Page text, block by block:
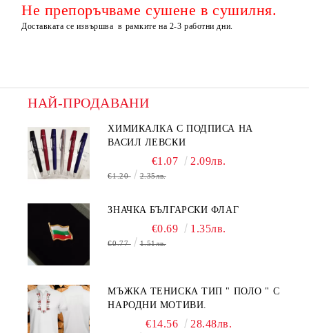
Не препоръчваме сушене в сушилня.
Доставката се извършва в рамките на 2-3 работни дни.
НАЙ-ПРОДАВАНИ
ХИМИКАЛКА С ПОДПИСА НА
ВАСИЛ ЛЕВСКИ
€1.07 2.09лв.
€1.20 2.35лв.
ЗНАЧКА БЪЛГАРСКИ ФЛАГ
€0.69 1.35лв.
€0.77 1.51лв.
МЪЖКА ТЕНИСКА ТИП " ПОЛО " С
НАРОДНИ МОТИВИ.
€14.56 28.48лв.